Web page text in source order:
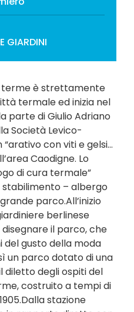
GIARDINI
terme è strettamente
termale ed inizia nel
parte di Giulio Adriano
Società Levico-
“arativo con viti e gelsi…
Caodigne. Lo
di cura termale”
– albergo
parco.All’inizio
berlinese
disegnare il parco, che
gusto della moda
un parco dotato di una
diletto degli ospiti del
costruito a tempi di
stazione